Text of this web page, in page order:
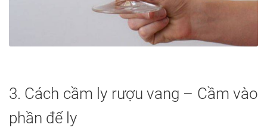
3. Cách cầm ly rượu vang – Cầm vào
phần đế ly